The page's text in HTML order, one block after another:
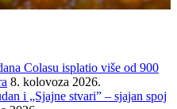
Colasu isplatio više od 900
8. kolovoza 2026.
i „Sjajne stvari” – sjajan spoj